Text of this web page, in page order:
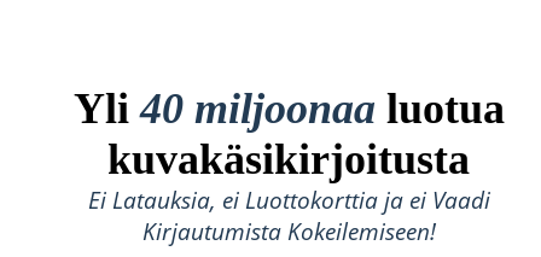
Yli40 miljoonaa luotua
kuvakäsikirjoitusta
Ei Latauksia, ei Luottokorttia ja ei Vaadi
Kirjautumista Kokeilemiseen!